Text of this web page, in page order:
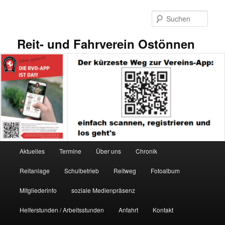
Reit- und Fahrverein Ostönnen
Aktuelles Termine Über uns Chronik
Reitanlage Schulbetrieb Reitweg Fotoalbum
Mitgliederinfo soziale Medienpräsenz
Helferstunden / Arbeitsstunden Anfahrt Kontakt